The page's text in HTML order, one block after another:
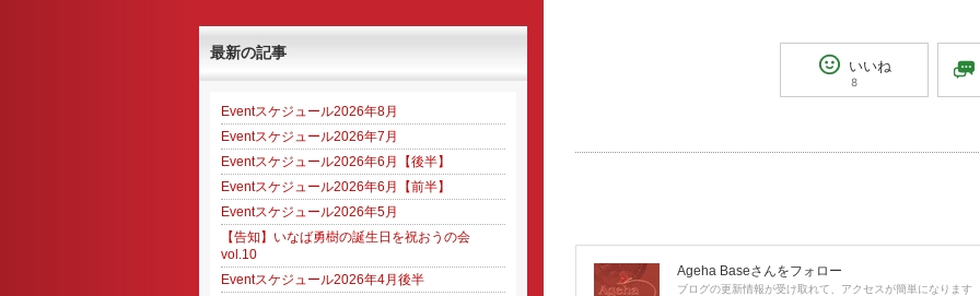
いいね
8
Ageha Baseさんをフォロー
ブログの更新情報が受け取れて、アクセスが簡単になります
最新の記事
Eventスケジュール2026年8月
Eventスケジュール2026年7月
Eventスケジュール2026年6月【後半】
Eventスケジュール2026年6月【前半】
Eventスケジュール2026年5月
【告知】いなば勇樹の誕生日を祝おうの会
vol.10
Eventスケジュール2026年4月後半